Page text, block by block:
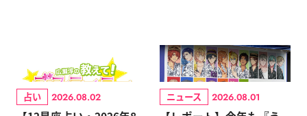
占い 2026.08.02 ニュース 2026.08.01